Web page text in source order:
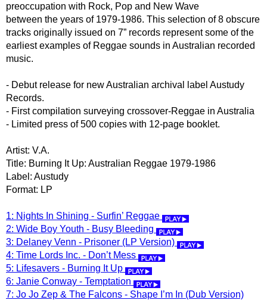
preoccupation with Rock, Pop and New Wave
between the years of 1979-1986. This selection of 8 obscure
tracks originally issued on 7” records represent some of the
earliest examples of Reggae sounds in Australian recorded
music.
- Debut release for new Australian archival label Austudy
Records.
- First compilation surveying crossover-Reggae in Australia
- Limited press of 500 copies with 12-page booklet.
Artist: V.A.
Title: Burning It Up: Australian Reggae 1979-1986
Label: Austudy
Format: LP
1: Nights In Shining - Surfin’ Reggae
2: Wide Boy Youth - Busy Bleeding
3: Delaney Venn - Prisoner (LP Version)
4: Time Lords Inc. - Don’t Mess
5: Lifesavers - Burning It Up
6: Janie Conway - Temptation
7: Jo Jo Zep & The Falcons - Shape I’m In (Dub Version)